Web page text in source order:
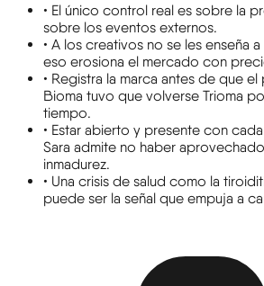
• El único control real es sobre la
sobre los eventos externos.
• A los creativos no se les enseña
eso erosiona el mercado con
• Registra la marca antes de que
Bioma tuvo que volverse Trioma
tiempo.
• Estar abierto y presente con
Sara admite no haber
inmadurez.
• Una crisis de salud como la
puede ser la señal que empuja a